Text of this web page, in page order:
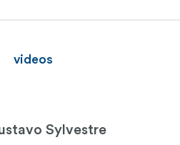
videos
Sylvestre